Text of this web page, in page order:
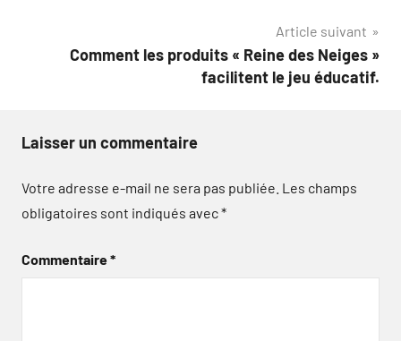
Article suivant
Comment les produits « Reine des Neiges »
facilitent le jeu éducatif.
Laisser un commentaire
Votre adresse e-mail ne sera pas publiée. Les champs
obligatoires sont indiqués avec*
Commentaire*